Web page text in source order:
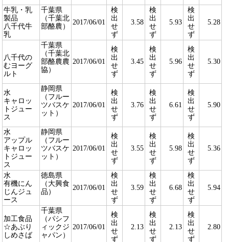
牛乳・乳
製品
八千代牛
乳
千葉県
（千葉北
部酪農）
2017/06/01
検
出
せ
ず
3.58
検
出
せ
ず
5.93
検
出
せ
ず
5.28
八千代の
むヨーグ
ルト
千葉県
（千葉北
部酪農農
協）
2017/06/01
検
出
せ
ず
3.45
検
出
せ
ず
5.96
検
出
せ
ず
5.30
水
キャロッ
トジュー
ス
静岡県
（フルー
ツバスケ
ット）
2017/06/01
検
出
せ
ず
3.76
検
出
せ
ず
6.61
検
出
せ
ず
5.90
水
アップル
キャロッ
トジュー
ス
静岡県
（フルー
ツバスケ
ット）
2017/06/01
検
出
せ
ず
3.55
検
出
せ
ず
5.98
検
出
せ
ず
5.36
水
有機にん
じんジュ
ース
徳島県
（大興食
品）
2017/06/01
検
出
せ
ず
3.59
検
出
せ
ず
6.68
検
出
せ
ず
5.94
加工食品
☆あぶり
しめさば
千葉県
（パシフ
ィックジ
ャパン）
2017/06/01
検
出
せ
ず
2.13
検
出
せ
ず
2.13
検
出
せ
ず
2.80